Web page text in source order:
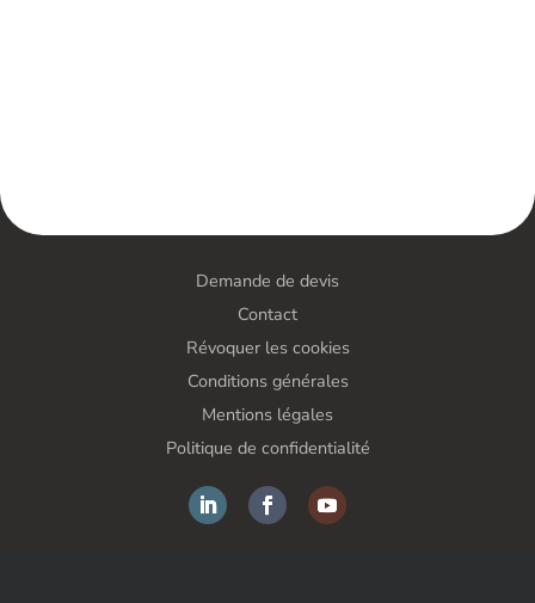
Demande de devis
Contact
Révoquer les cookies
Conditions générales
Mentions légales
Politique de confidentialité